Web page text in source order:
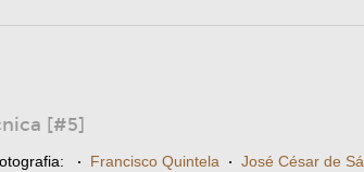
[#5]
· Francisco Quintela · José César de Sá